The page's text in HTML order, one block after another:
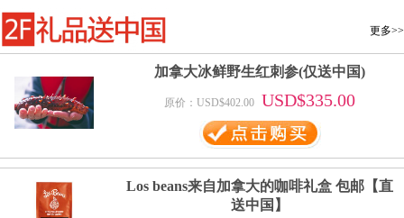
更多>>
加拿大冰鲜野生红刺参(仅送中国)
原价：USD$402.00 USD$335.00
Los beans来自加拿大的咖啡礼盒 包邮【直
送中国】